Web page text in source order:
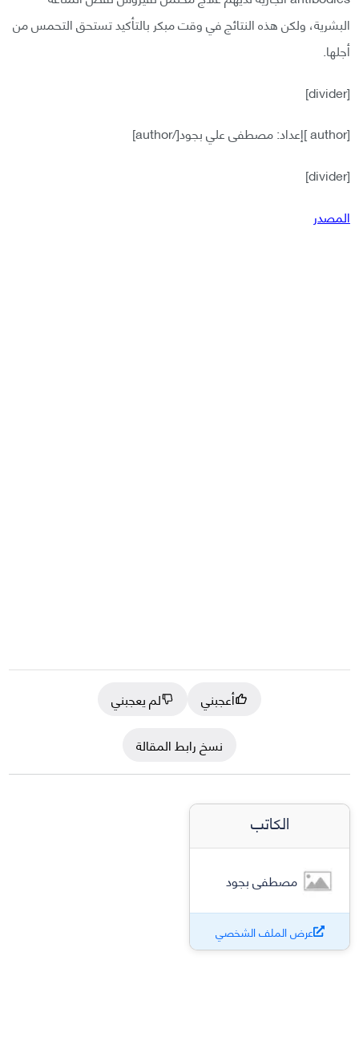
البشرية، ولكن هذه النتائج في وقت مبكر بالتأكيد تستحق التحمس من
أجلها.
[divider]
[author ]إعداد: مصطفى علي بجود[/author]
[divider]
المصدر
أعجبني
لم يعجبني
نسخ رابط المقالة
الكاتب
مصطفى بجود
عرض الملف الشخصي